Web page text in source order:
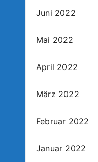
Juni 2022
Mai 2022
April 2022
März 2022
Februar 2022
Januar 2022